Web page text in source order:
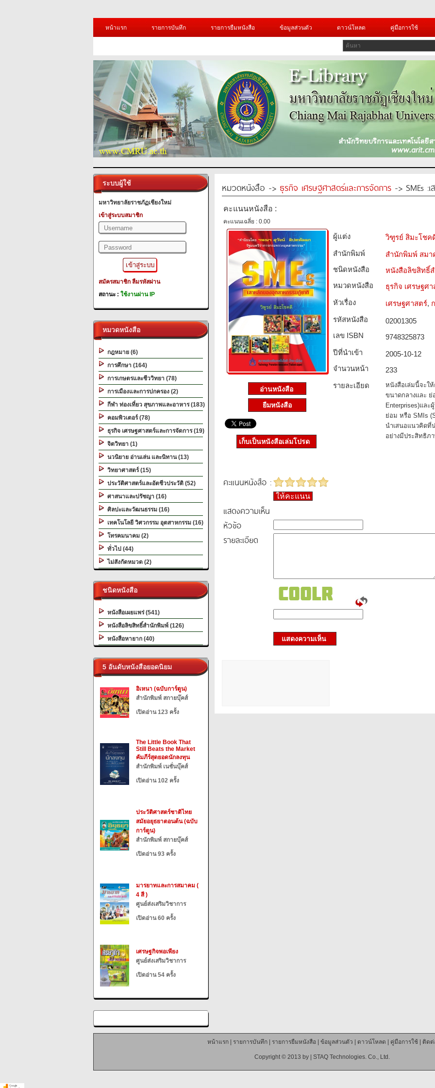
หน้าแรก
รายการบันทึก รายการยืมหนังสือ ข้อมูลส่วนตัว ดาวน์โหลด คู่มือการใช้
ระบบผู้ใช้
มหาวิทยาลัยราชภัฏเชียงใหม่
เข้าสู่ระบบสมาชิก
สมัครสมาชิก ลืมรหัสผ่าน
สถานะ : ใช้งานผ่าน IP
หมวดหนังสือ
กฎหมาย (6)
การศึกษา (164)
การเกษตรและชีววิทยา (78)
การเมืองและการปกครอง (2)
กีฬา ท่องเที่ยว สุขภาพและอาหาร (183)
คอมพิวเตอร์ (78)
ธุรกิจ เศรษฐศาสตร์และการจัดการ (19)
จิตวิทยา (1)
นวนิยาย อ่านเล่น และนิทาน (13)
วิทยาศาสตร์ (15)
ประวัติศาสตร์และอัตชีวประวัติ (52)
ศาสนาและปรัชญา (16)
ศิลปะและวัฒนธรรม (16)
เทคโนโลยี วิศวกรรม อุตสาหกรรม (16)
โทรคมนาคม (2)
ทั่วไป (44)
ไม่สังกัดหมวด (2)
ชนิดหนังสือ
หนังสือเผยแพร่ (541)
หนังสือลิขสิทธิ์สำนักพิมพ์ (126)
หนังสือหายาก (40)
5 อันดับหนังสือยอดนิยม
อิเหนา (ฉบับการ์ตูน)
สำนักพิมพ์ สกายบุ๊คส์
เปิดอ่าน 123 ครั้ง
The Little Book That
Still Beats the Market
คัมภีร์สุดยอดนักลงทุน
สำนักพิมพ์ เนชั่นบุ๊คส์
เปิดอ่าน 102 ครั้ง
ประวัติศาสตร์ชาติไทย
สมัยอยุธยาตอนต้น (ฉบับ
การ์ตูน)
สำนักพิมพ์ สกายบุ๊คส์
เปิดอ่าน 93 ครั้ง
มารยาทและการสมาคม (
4 สี )
ศูนย์ส่งเสริมวิชาการ
เปิดอ่าน 60 ครั้ง
เศรษฐกิจพอเพียง
ศูนย์ส่งเสริมวิชาการ
เปิดอ่าน 54 ครั้ง
หมวดหนังสือ -> ธุรกิจ เศรษฐศาสตร์และการจัดการ -> SMEs :
คะแนนหนังสือ :
คะแนนเฉลี่ย : 0.00
ยืมหนังสือ
ผู้แต่ง
วิฑูรย์ สิมะโชค
สำนักพิมพ์
สำนักพิมพ์ สมา
ชนิดหนังสือ­
หนังสือลิขสิทธิ์
หมวดหนังสือ­
ธุรกิจ เศรษฐศ
หัวเรื่อง
เศรษฐศาสตร์,
รหัสหนังสือ­
02001305
เลข ISBN
9748325873
ปีที่นำเข้า
2005-10-12
จำนวนหน้า
233
รายละเอียด
หนังสือเล่มนี้จะใ
ขนาดกลางและ ย่
Enterprises)แล
ย่อม หรือ SMIs
นำเสนอแนวคิดที่
อย่างมีประสิทธิภ
เก็บเป็นหนังสือเล่มโปรด
คะแนนหนังสือ :
ให้คะแนน
แสดงความเห็น
หัวข้อ
รายละเอียด
แสดงความเห็น
หน้าแรก| รายการบันทึก| รายการยืมหนังสือ ข้อมูลส่วนตัว ดาวน์โหลด คู่มือการใช้| ติดต่
Copyright © 2013 by | STAQ Technologies. Co., Ltd.